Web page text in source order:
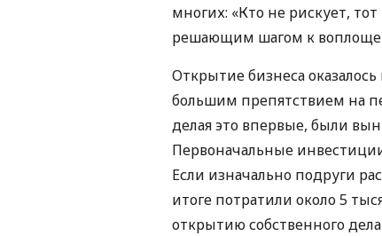
многих: «Кто не рискует,
решающим шагом к
Открытие бизнеса
большим препятствием на
делая это впервые, были
Первоначальные
Если изначально подруги
итоге потратили около 5
открытию собственного